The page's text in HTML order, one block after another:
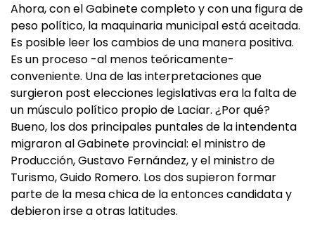
Ahora, con el Gabinete completo y con una figura de
peso político, la maquinaria municipal está aceitada.
Es posible leer los cambios de una manera positiva.
Es un proceso -al menos teóricamente-
conveniente. Una de las interpretaciones que
surgieron post elecciones legislativas era la falta de
un músculo político propio de Laciar. ¿Por qué?
Bueno, los dos principales puntales de la intendenta
migraron al Gabinete provincial: el ministro de
Producción, Gustavo Fernández, y el ministro de
Turismo, Guido Romero. Los dos supieron formar
parte de la mesa chica de la entonces candidata y
debieron irse a otras latitudes.